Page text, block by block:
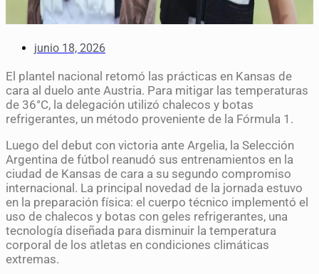
junio 18, 2026
El plantel nacional retomó las prácticas en Kansas de
cara al duelo ante Austria. Para mitigar las temperaturas
de 36°C, la delegación utilizó chalecos y botas
refrigerantes, un método proveniente de la Fórmula 1.
Luego del debut con victoria ante Argelia, la Selección
Argentina de fútbol reanudó sus entrenamientos en la
ciudad de Kansas de cara a su segundo compromiso
internacional. La principal novedad de la jornada estuvo
en la preparación física: el cuerpo técnico implementó el
uso de chalecos y botas con geles refrigerantes, una
tecnología diseñada para disminuir la temperatura
corporal de los atletas en condiciones climáticas
extremas.